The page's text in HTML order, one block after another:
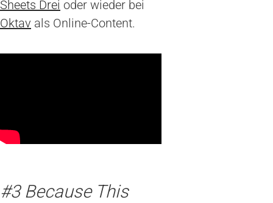
Sheets Drei oder wieder bei
Oktav als Online-Content.
#3 Because This